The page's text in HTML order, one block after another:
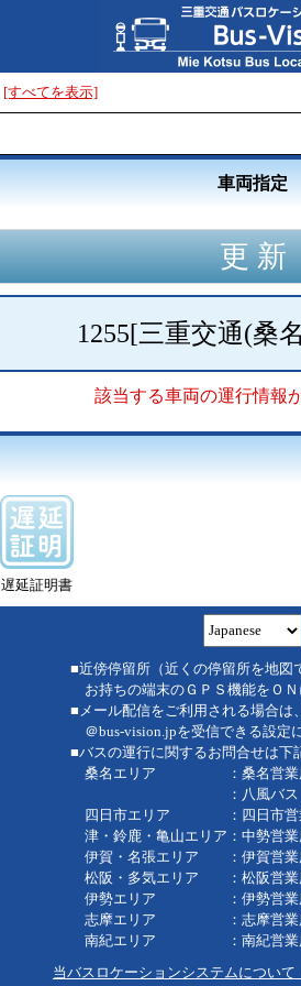
[すべてを表示]
車両指定
1255[三重交通(桑
該当する車両の運行情報
遅延証明書
■近傍停留所（近くの停留所を地図
お持ちの端末のＧＰＳ機能をＯＮ
■メール配信をご利用される場合は
＠bus-vision.jpを受信できる設定
■バスの運行に関するお問合せは下
桑名エリア ：桑名営業
：八風バス
四日市エリア ：四日市営業
津・鈴鹿・亀山エリア：中勢営
伊賀・名張エリア ：伊賀営
松阪・多気エリア ：松阪営
伊勢エリア ：伊勢営業
志摩エリア ：志摩営業
南紀エリア ：南紀営業
当バスロケーションシステムについて